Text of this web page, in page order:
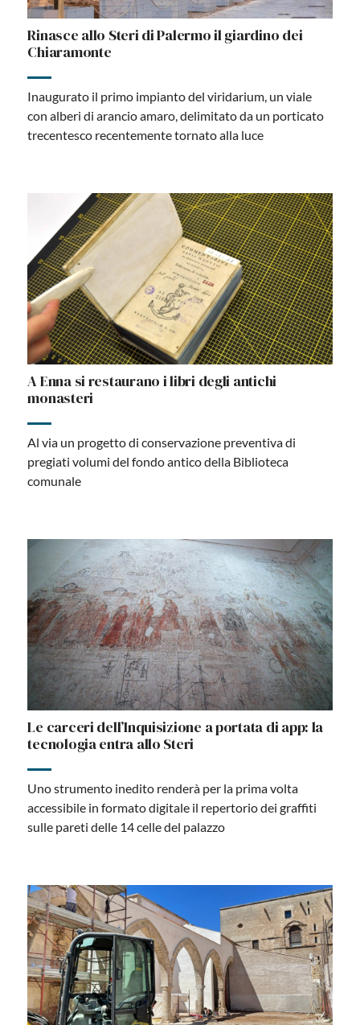
Rinasce allo Steri di Palermo il giardino dei
Chiaramonte
Inaugurato il primo impianto del viridarium, un viale
con alberi di arancio amaro, delimitato da un porticato
trecentesco recentemente tornato alla luce
A Enna si restaurano i libri degli antichi
monasteri
Al via un progetto di conservazione preventiva di
pregiati volumi del fondo antico della Biblioteca
comunale
Le carceri dell’Inquisizione a portata di app: la
tecnologia entra allo Steri
Uno strumento inedito renderà per la prima volta
accessibile in formato digitale il repertorio dei graffiti
sulle pareti delle 14 celle del palazzo